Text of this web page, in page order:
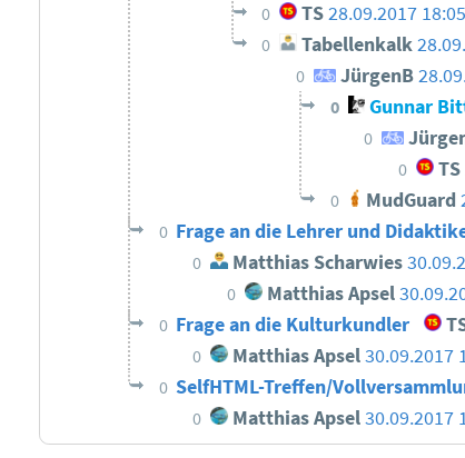
0 TS28.09.2017 18:05
0 Tabellenkalk
0 JürgenB
0 Gunnar
0
0 TS
0 MudGuard
0 Frage an die Lehrer und
0 Matthias Scharwies
0 Matthias Apsel
0 Frage an die Kulturkundler
0 Matthias Apsel30.09.2017
0 SelfHTML-Treffen/
0 Matthias Apsel30.09.2017